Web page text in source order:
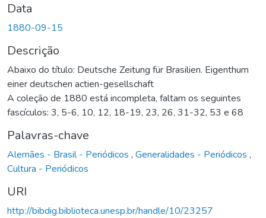
Data
1880-09-15
Descrição
Abaixo do título: Deutsche Zeitung für Brasilien. Eigenthum
einer deutschen actien-gesellschaft
A coleção de 1880 está incompleta, faltam os seguintes
fascículos: 3, 5-6, 10, 12, 18-19, 23, 26, 31-32, 53 e 68
Palavras-chave
Alemães - Brasil - Periódicos , Generalidades - Periódicos ,
Cultura - Periódicos
URI
http://bibdig.biblioteca.unesp.br/handle/10/23257